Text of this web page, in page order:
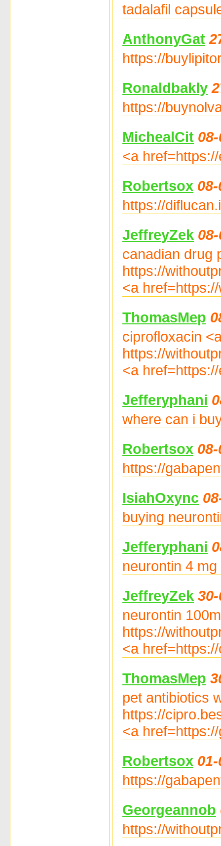
tadalafil
AnthonyGat
https://
Ronaldbakly
https://
MichealCit
<a
Robertsox
https://
JeffreyZek
canadian drug
https://
<a
ThomasMep
ciprofloxacin
https://
<a
Jefferyphani
where can i
Robertsox
https://
IsiahOxync
buying
Jefferyphani
neurontin 4
JeffreyZek
neurontin
https://
<a
ThomasMep
pet antibiotics
https://
<a
Robertsox
https://
Georgeannob
https://